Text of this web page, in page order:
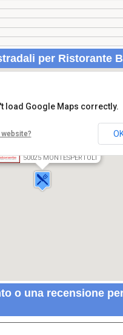
per Ristorante
Ristorante Baccabianca
50025 MONTESPERTOLI
load Google Maps correctly.
o una recensione